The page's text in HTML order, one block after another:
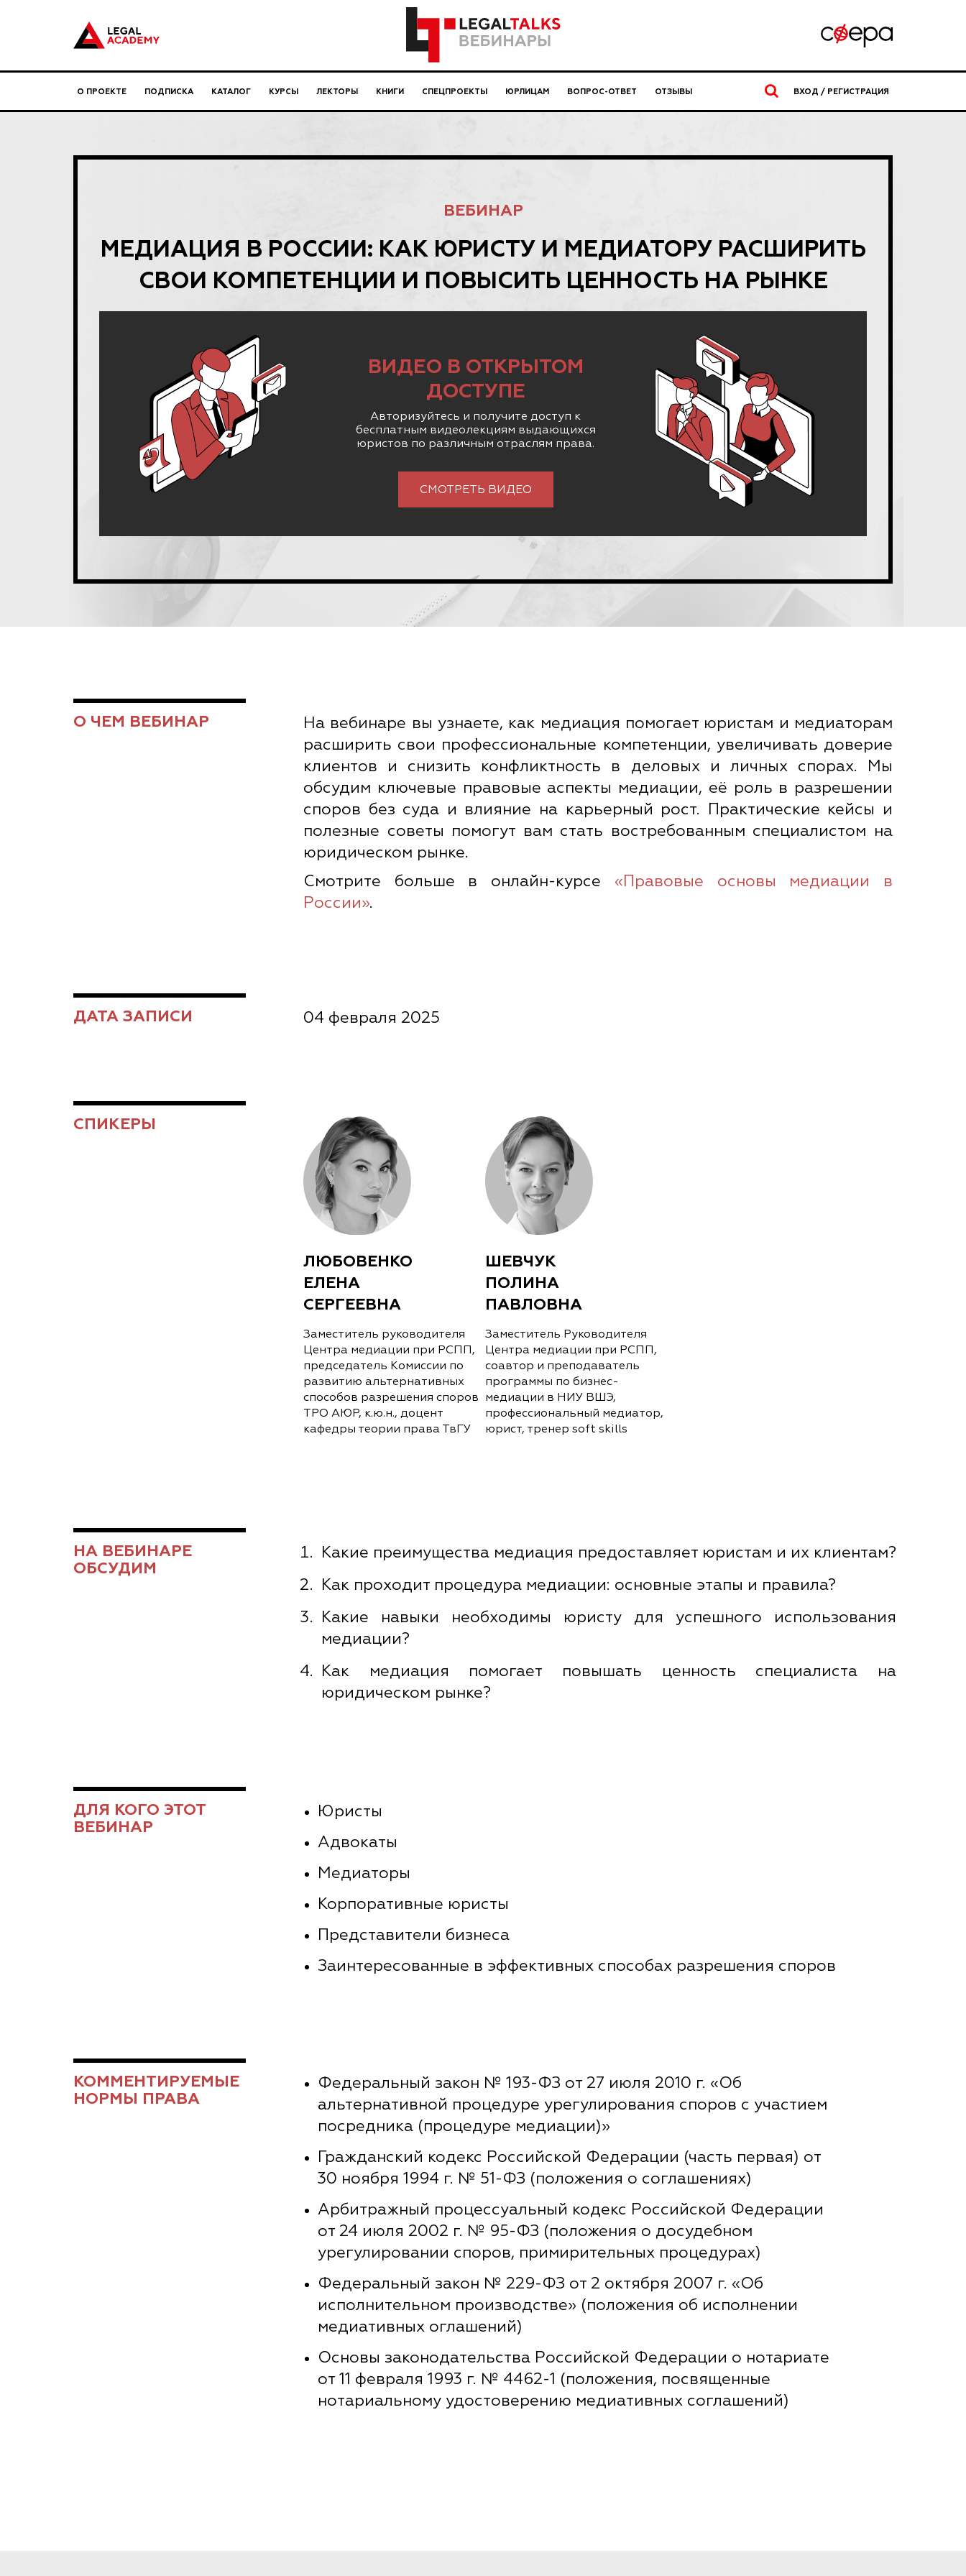
О ПРОЕКТЕ ПОДПИСКА КАТАЛОГ КУРСЫ ЛЕКТОРЫ КНИГИ СПЕЦПРОЕКТЫ ЮРЛИЦАМ ВОПРОС-ОТВЕТ ОТЗЫВЫ ВХОД / РЕГИСТРАЦИЯ
ВЕБИНАР
МЕДИАЦИЯ В РОССИИ: КАК ЮРИСТУ И МЕДИАТОРУ РАСШИРИТЬ
СВОИ КОМПЕТЕНЦИИ И ПОВЫСИТЬ ЦЕННОСТЬ НА РЫНКЕ
ВИДЕО В ОТКРЫТОМ
ДОСТУПЕ
Авторизуйтесь и получите доступ к
бесплатным видеолекциям выдающихся
юристов по различным отраслям права.
СМОТРЕТЬ ВИДЕО
О ЧЕМ ВЕБИНАР
На вебинаре вы узнаете, как медиация помогает юристам и медиаторам
расширить свои профессиональные компетенции, увеличивать доверие
клиентов и снизить конфликтность в деловых и личных спорах. Мы
обсудим ключевые правовые аспекты медиации, её роль в разрешении
споров без суда и влияние на карьерный рост. Практические кейсы и
полезные советы помогут вам стать востребованным специалистом на
юридическом рынке.
Смотрите больше в онлайн-курсе « Правовые основы медиации в
России».
ДАТА ЗАПИСИ 04 февраля 2025
СПИКЕРЫ
ЛЮБОВЕНКО
ЕЛЕНА
СЕРГЕЕВНА
Заместитель руководителя
Центра медиации при РСПП,
председатель Комиссии по
развитию альтернативных
способов разрешения споров
ТРО АЮР, к.ю.н., доцент
кафедры теории права ТвГУ
ШЕВЧУК
ПОЛИНА
ПАВЛОВНА
Заместитель Руководителя
Центра медиации при РСПП,
соавтор и преподаватель
программы по бизнес-
медиации в НИУ ВШЭ,
профессиональный медиатор,
юрист, тренер soft skills
НА ВЕБИНАРЕ
ОБСУДИМ
Какие преимущества медиация предоставляет юристам и их клиентам?
Как проходит процедура медиации: основные этапы и правила?
Какие навыки необходимы юристу для успешного использования
медиации?
Как медиация помогает повышать ценность специалиста на
юридическом рынке?
ДЛЯ КОГО ЭТОТ
ВЕБИНАР
Юристы
Адвокаты
Медиаторы
Корпоративные юристы
Представители бизнеса
Заинтересованные в эффективных способах разрешения споров
КОММЕНТИРУЕМЫЕ
НОРМЫ ПРАВА
Федеральный закон № 193-ФЗ от 27 июля 2010 г. «Об
альтернативной процедуре урегулирования споров с участием
посредника (процедуре медиации)»
Гражданский кодекс Российской Федерации (часть первая) от
30 ноября 1994 г. № 51-ФЗ (положения о соглашениях)
Арбитражный процессуальный кодекс Российской Федерации
от 24 июля 2002 г. № 95-ФЗ (положения о досудебном
урегулировании споров, примирительных процедурах)
Федеральный закон № 229-ФЗ от 2 октября 2007 г. «Об
исполнительном производстве» (положения об исполнении
медиативных оглашений)
Основы законодательства Российской Федерации о нотариате
от 11 февраля 1993 г. № 4462-1 (положения, посвященные
нотариальному удостоверению медиативных соглашений)